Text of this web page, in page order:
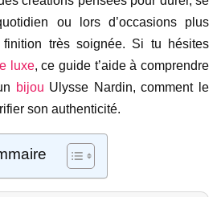
ou lors d’occasions plus
très soignée. Si tu hésites
luxe, ce guide t’aide à comprendre
bijou Ulysse Nardin, comment le
son authenticité.